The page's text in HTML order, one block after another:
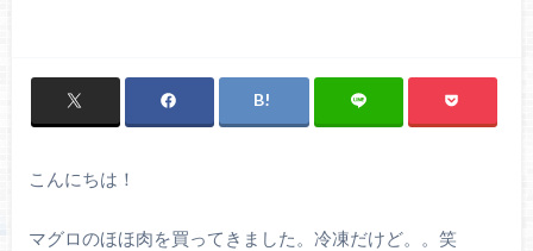
こんにちは！
マグロのほほ肉を買ってきました。冷凍だけど。。笑